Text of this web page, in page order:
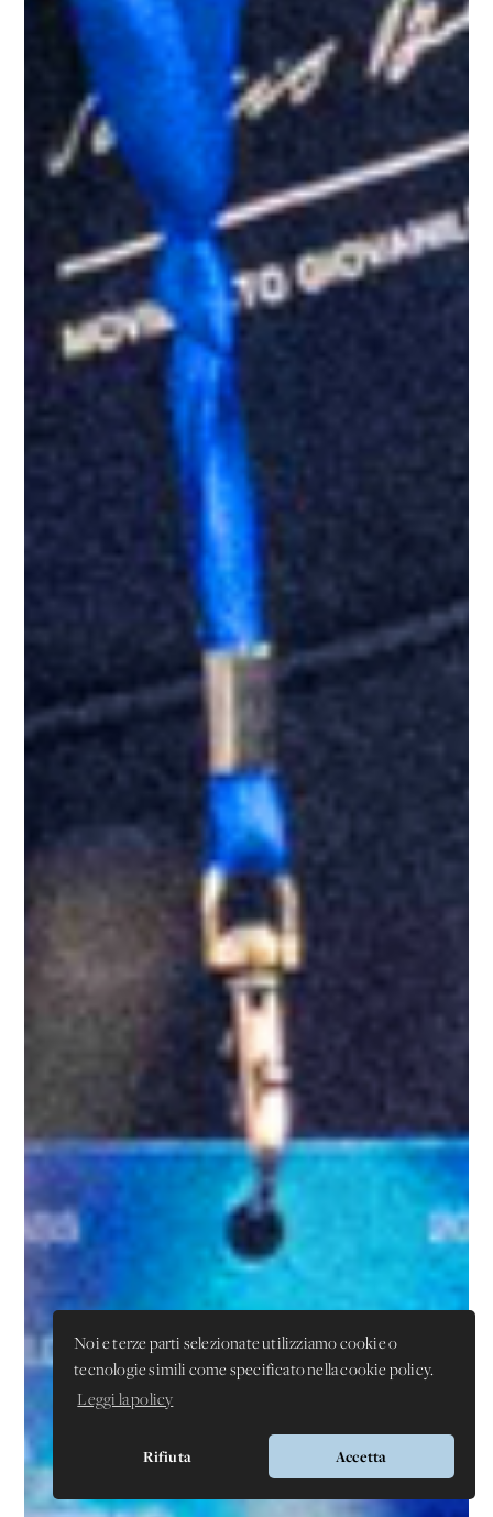
Noi e terze parti selezionate utilizziamo cookie o
tecnologie simili come specificato nella cookie policy.
Leggi la policy
Rifiuta Accetta